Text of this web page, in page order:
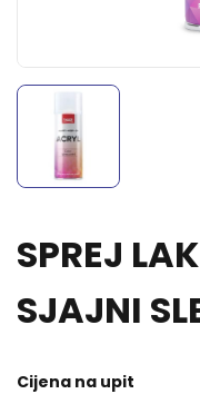
SPREJ
SJAJNI
Cijena na upit